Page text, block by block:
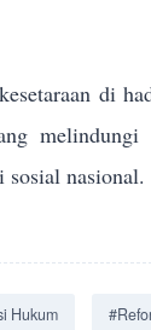
di
sosial nasional.
Hukum